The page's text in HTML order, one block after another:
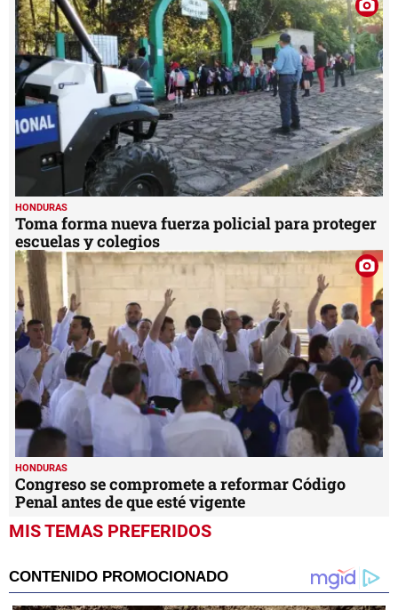
HONDURAS
Toma forma nueva fuerza policial para proteger
escuelas y colegios
HONDURAS
Congreso se compromete a reformar Código
Penal antes de que esté vigente
MIS TEMAS PREFERIDOS